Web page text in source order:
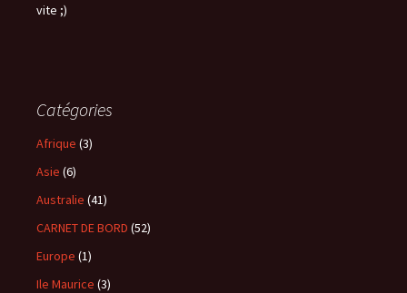
vite ;)
Catégories
Afrique (3)
Asie (6)
Australie (41)
CARNET DE BORD (52)
Europe (1)
Ile Maurice (3)